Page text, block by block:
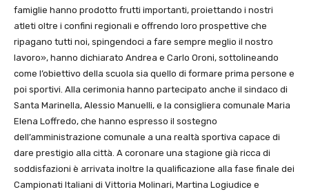
famiglie hanno prodotto frutti importanti, proiettando i nostri
atleti oltre i confini regionali e offrendo loro prospettive che
ripagano tutti noi, spingendoci a fare sempre meglio il nostro
lavoro», hanno dichiarato Andrea e Carlo Oroni, sottolineando
come l’obiettivo della scuola sia quello di formare prima persone e
poi sportivi. Alla cerimonia hanno partecipato anche il sindaco di
Santa Marinella, Alessio Manuelli, e la consigliera comunale Maria
Elena Loffredo, che hanno espresso il sostegno
dell’amministrazione comunale a una realtà sportiva capace di
dare prestigio alla città. A coronare una stagione già ricca di
soddisfazioni è arrivata inoltre la qualificazione alla fase finale dei
Campionati Italiani di Vittoria Molinari, Martina Logiudice e